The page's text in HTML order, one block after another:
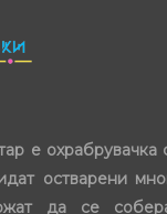
е
остварени
да се